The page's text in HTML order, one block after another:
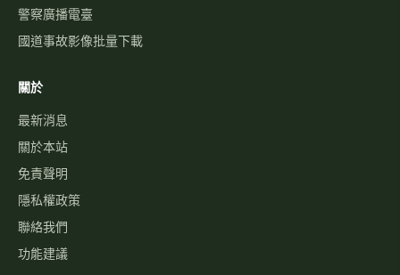
警察廣播電臺
國道事故影像批量下載
關於
最新消息
關於本站
免責聲明
隱私權政策
聯絡我們
功能建議